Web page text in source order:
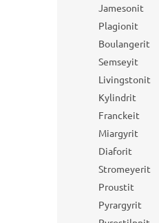
Jamesonit
Plagionit
Boulangerit
Semseyit
Livingstonit
Kylindrit
Franckeit
Miargyrit
Diaforit
Stromeyerit
Proustit
Pyrargyrit